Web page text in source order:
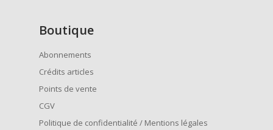
Boutique
Abonnements
Crédits articles
Points de vente
CGV
Politique de confidentialité / Mentions légales